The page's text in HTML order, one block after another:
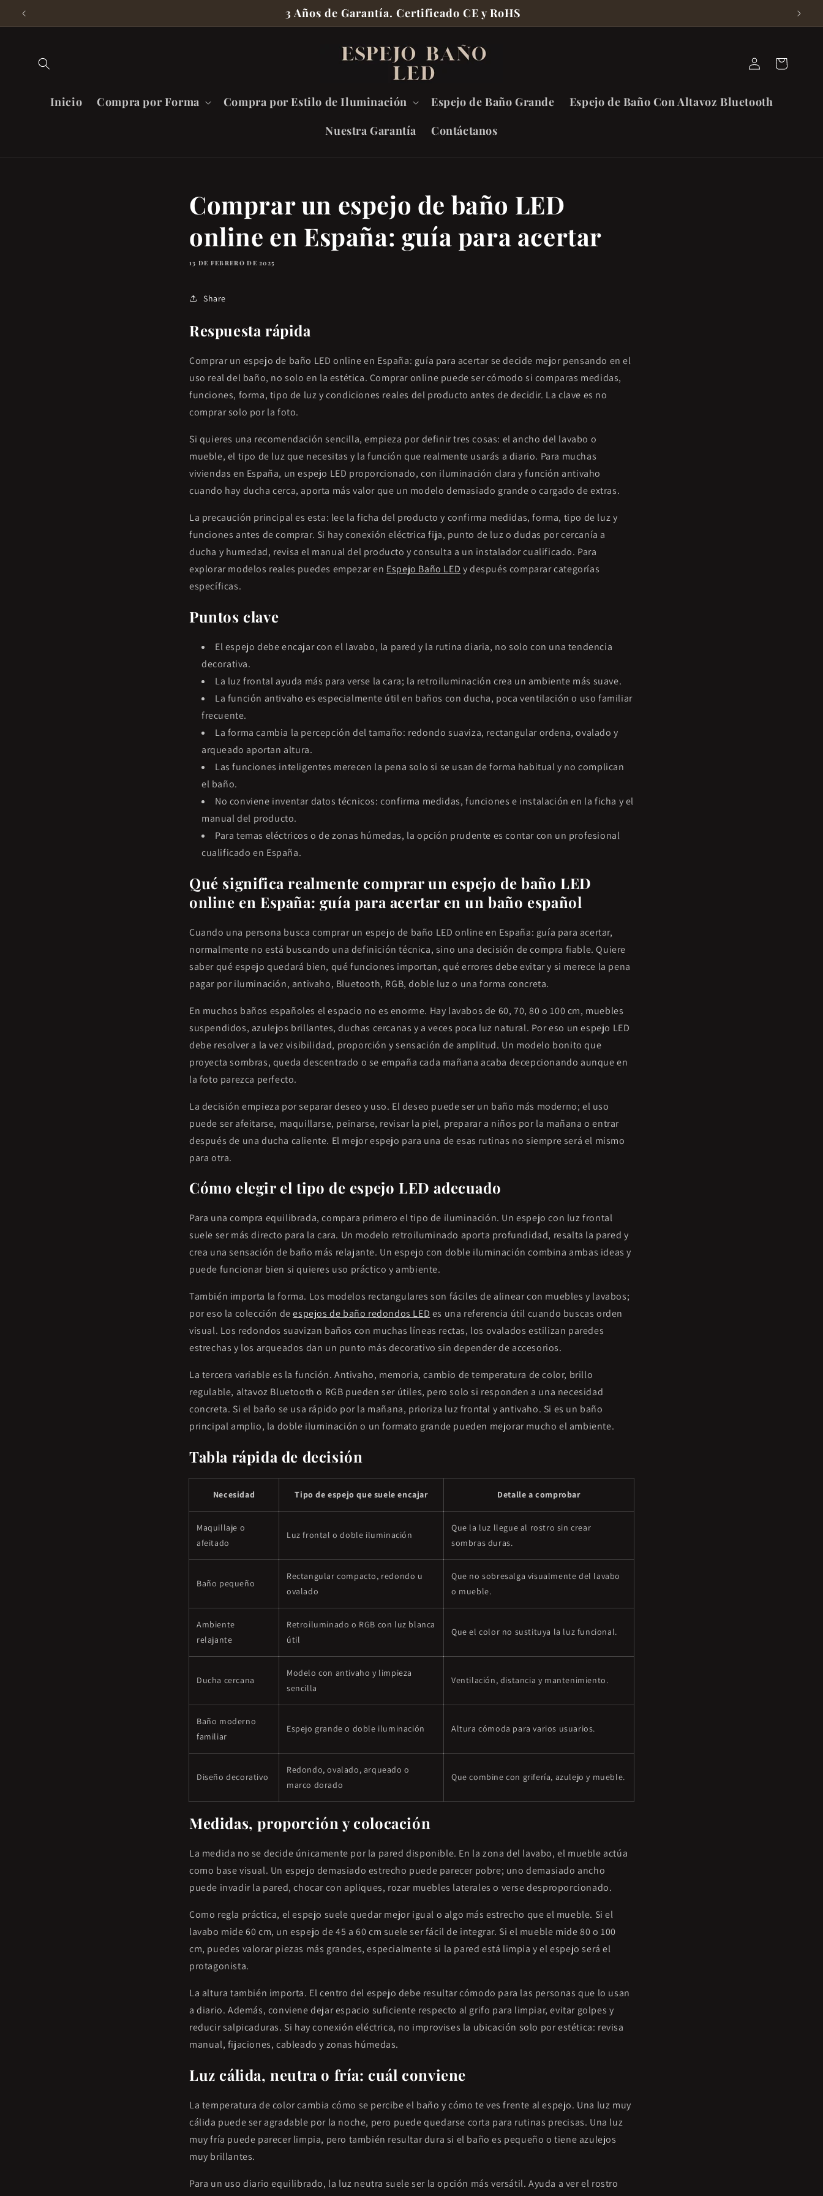
Contenido
3 Años de Garantía. Certificado CE y RoHS
Inicio Compra por Forma Compra por Estilo de Iluminación Espejo de Baño Grande
Espejo de Baño Con Altavoz Bluetooth
Nuestra Garantía
Contáctanos
sesión
Carrito
Comprar un espejo de baño LED
online en España: guía para acertar
13 DE FEBRERO DE 2025
Share
Respuesta rápida
Comprar un espejo de baño LED online en España: guía para acertar se decide mejor pensando en el
uso real del baño, no solo en la estética. Comprar online puede ser cómodo si comparas medidas,
funciones, forma, tipo de luz y condiciones reales del producto antes de decidir. La clave es no
comprar solo por la foto.
Si quieres una recomendación sencilla, empieza por definir tres cosas: el ancho del lavabo o
mueble, el tipo de luz que necesitas y la función que realmente usarás a diario. Para muchas
viviendas en España, un espejo LED proporcionado, con iluminación clara y función antivaho
cuando hay ducha cerca, aporta más valor que un modelo demasiado grande o cargado de extras.
La precaución principal es esta: lee la ficha del producto y confirma medidas, forma, tipo de luz y
funciones antes de comprar. Si hay conexión eléctrica fija, punto de luz o dudas por cercanía a
ducha y humedad, revisa el manual del producto y consulta a un instalador cualificado. Para
explorar modelos reales puedes empezar en Espejo Baño LED y después comparar categorías
específicas.
Puntos clave
El espejo debe encajar con el lavabo, la pared y la rutina diaria, no solo con una tendencia
decorativa.
La luz frontal ayuda más para verse la cara; la retroiluminación crea un ambiente más suave.
La función antivaho es especialmente útil en baños con ducha, poca ventilación o uso familiar
frecuente.
La forma cambia la percepción del tamaño: redondo suaviza, rectangular ordena, ovalado y
arqueado aportan altura.
Las funciones inteligentes merecen la pena solo si se usan de forma habitual y no complican
el baño.
No conviene inventar datos técnicos: confirma medidas, funciones e instalación en la ficha y el
manual del producto.
Para temas eléctricos o de zonas húmedas, la opción prudente es contar con un profesional
cualificado en España.
Qué significa realmente comprar un espejo de baño LED
online en España: guía para acertar en un baño español
Cuando una persona busca comprar un espejo de baño LED online en España: guía para acertar,
normalmente no está buscando una definición técnica, sino una decisión de compra fiable. Quiere
saber qué espejo quedará bien, qué funciones importan, qué errores debe evitar y si merece la pena
pagar por iluminación, antivaho, Bluetooth, RGB, doble luz o una forma concreta.
En muchos baños españoles el espacio no es enorme. Hay lavabos de 60, 70, 80 o 100 cm, muebles
suspendidos, azulejos brillantes, duchas cercanas y a veces poca luz natural. Por eso un espejo LED
debe resolver a la vez visibilidad, proporción y sensación de amplitud. Un modelo bonito que
proyecta sombras, queda descentrado o se empaña cada mañana acaba decepcionando aunque en
la foto parezca perfecto.
La decisión empieza por separar deseo y uso. El deseo puede ser un baño más moderno; el uso
puede ser afeitarse, maquillarse, peinarse, revisar la piel, preparar a niños por la mañana o entrar
después de una ducha caliente. El mejor espejo para una de esas rutinas no siempre será el mismo
para otra.
Cómo elegir el tipo de espejo LED adecuado
Para una compra equilibrada, compara primero el tipo de iluminación. Un espejo con luz frontal
suele ser más directo para la cara. Un modelo retroiluminado aporta profundidad, resalta la pared y
crea una sensación de baño más relajante. Un espejo con doble iluminación combina ambas ideas y
puede funcionar bien si quieres uso práctico y ambiente.
También importa la forma. Los modelos rectangulares son fáciles de alinear con muebles y lavabos;
por eso la colección deespejos de baño redondos LED es una referencia útil cuando buscas orden
visual. Los redondos suavizan baños con muchas líneas rectas, los ovalados estilizan paredes
estrechas y los arqueados dan un punto más decorativo sin depender de accesorios.
La tercera variable es la función. Antivaho, memoria, cambio de temperatura de color, brillo
regulable, altavoz Bluetooth o RGB pueden ser útiles, pero solo si responden a una necesidad
concreta. Si el baño se usa rápido por la mañana, prioriza luz frontal y antivaho. Si es un baño
principal amplio, la doble iluminación o un formato grande pueden mejorar mucho el ambiente.
Tabla rápida de decisión
Necesidad Tipo de espejo que suele encajar Detalle a comprobar
Maquillaje o
afeitado
Luz frontal o doble iluminación
Que la luz llegue al rostro sin crear
sombras duras.
Baño pequeño
Rectangular compacto, redondo u
ovalado
Que no sobresalga visualmente del lavabo
o mueble.
Ambiente
relajante
Retroiluminado o RGB con luz blanca
útil
Que el color no sustituya la luz funcional.
Ducha cercana
Modelo con antivaho y limpieza
sencilla
Ventilación, distancia y mantenimiento.
Baño moderno
familiar
Espejo grande o doble iluminación Altura cómoda para varios usuarios.
Diseño decorativo
Redondo, ovalado, arqueado o
marco dorado
Que combine con grifería, azulejo y mueble.
Medidas, proporción y colocación
La medida no se decide únicamente por la pared disponible. En la zona del lavabo, el mueble actúa
como base visual. Un espejo demasiado estrecho puede parecer pobre; uno demasiado ancho
puede invadir la pared, chocar con apliques, rozar muebles laterales o verse desproporcionado.
Como regla práctica, el espejo suele quedar mejor igual o algo más estrecho que el mueble. Si el
lavabo mide 60 cm, un espejo de 45 a 60 cm suele ser fácil de integrar. Si el mueble mide 80 o 100
cm, puedes valorar piezas más grandes, especialmente si la pared está limpia y el espejo será el
protagonista.
La altura también importa. El centro del espejo debe resultar cómodo para las personas que lo usan
a diario. Además, conviene dejar espacio suficiente respecto al grifo para limpiar, evitar golpes y
reducir salpicaduras. Si hay conexión eléctrica, no improvises la ubicación solo por estética: revisa
manual, fijaciones, cableado y zonas húmedas.
Luz cálida, neutra o fría: cuál conviene
La temperatura de color cambia cómo se percibe el baño y cómo te ves frente al espejo. Una luz muy
cálida puede ser agradable por la noche, pero puede quedarse corta para rutinas precisas. Una luz
muy fría puede parecer limpia, pero también resultar dura si el baño es pequeño o tiene azulejos
muy brillantes.
Para un uso diario equilibrado, la luz neutra suele ser la opción más versátil. Ayuda a ver el rostro